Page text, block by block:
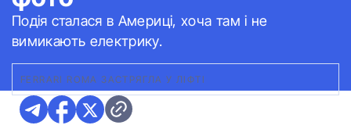
Подія сталася в Америці, хоча там і не
вимикають електрику.
FERRARI ROMA ЗАСТРЯГЛА У ЛІФТІ